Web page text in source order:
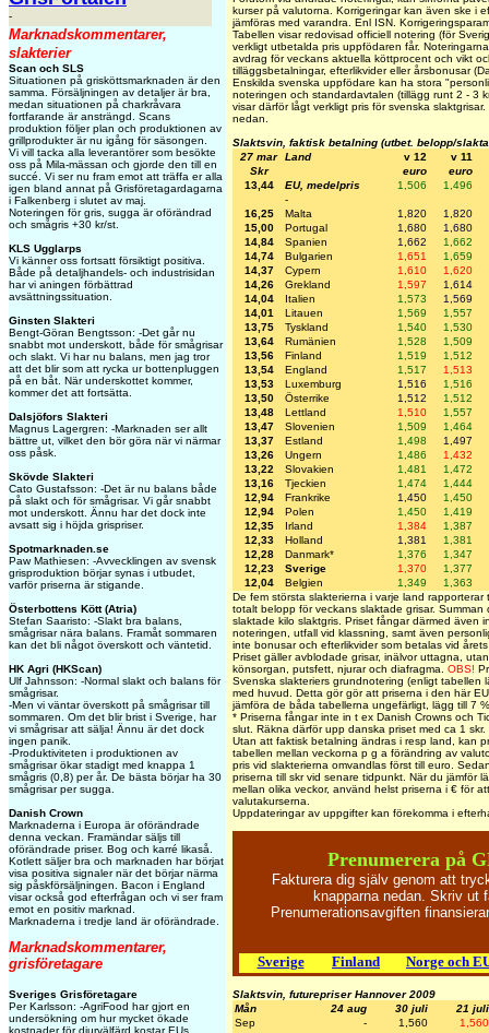
-
Marknadskommentarer,
slakterier
Scan och SLS
Situationen på grisköttsmarknaden är den
samma. Försäljningen av detaljer är bra,
medan situationen på charkråvara
fortfarande är ansträngd. Scans
produktion följer plan och produktionen av
grillprodukter är nu igång för säsongen.
Vi vill tacka alla leverantörer som besökte
oss på Mila-mässan och gjorde den till en
succé. Vi ser nu fram emot att träffa er alla
igen bland annat på Grisföretagardagarna
i Falkenberg i slutet av maj.
Noteringen för gris, sugga är oförändrad
och smågris +30 kr/st.
KLS Ugglarps
Vi känner oss fortsatt försiktigt positiva.
Både på detaljhandels- och industrisidan
har vi aningen förbättrad
avsättningssituation.
Ginsten Slakteri
Bengt-Göran Bengtsson: -Det går nu
snabbt mot underskott, både för smågrisar
och slakt. Vi har nu balans, men jag tror
att det blir som att rycka ur bottenpluggen
på en båt. När underskottet kommer,
kommer det att fortsätta.
Dalsjöfors Slakteri
Magnus Lagergren: -Marknaden ser allt
bättre ut, vilket den bör göra när vi närmar
oss påsk.
Skövde Slakteri
Cato Gustafsson: -Det är nu balans både
på slakt och för smågrisar. Vi går snabbt
mot underskott. Ännu har det dock inte
avsatt sig i höjda grispriser.
Spotmarknaden.se
Paw Mathiesen: -Avvecklingen av svensk
grisproduktion börjar synas i utbudet,
varför priserna är stigande.
Österbottens Kött (Atria)
Stefan Saaristo: -Slakt bra balans,
smågrisar nära balans. Framåt sommaren
kan det bli något överskott och väntetid.
HK Agri (HKScan)
Ulf Jahnsson: -Normal slakt och balans för
smågrisar.
-Men vi väntar överskott på smågrisar till
sommaren. Om det blir brist i Sverige, har
vi smågrisar att sälja! Ännu är det dock
ingen panik.
-Produktiviteten i produktionen av
smågrisar ökar stadigt med knappa 1
smågris (0,8) per år. De bästa börjar ha 30
smågrisar per sugga.
Danish Crown
Marknaderna i Europa är oförändrade
denna veckan. Framändar säljs till
oförändrade priser. Bog och karré likaså.
Kotlett säljer bra och marknaden har börjat
visa positiva signaler när det börjar närma
sig påskförsäljningen. Bacon i England
visar också god efterfrågan och vi ser fram
emot en positiv marknad.
Marknaderna i tredje land är oförändrade.
Marknadskommentarer,
grisföretagare
Sveriges Grisföretagare
Per Karlsson: -AgriFood har gjort en
undersökning om hur mycket ökade
kostnader för djurvälfärd kostar EUs
kurser på valutorna. Korrigeringar kan även ske i
jämföras med varandra. Enl ISN.
Tabellen visar redovisad officiell notering (för
verkligt utbetalda pris uppfödaren får.
avdrag för veckans aktuella köttprocent och vikt
tilläggsbetalningar, efterlikvider eller årsbonusar
Enskilda svenska uppfödare kan ha stora
noteringen och standardavtalen (tillägg runt 2 - 3
visar därför lågt verkligt pris för svenska
nedan.
Slaktsvin, faktisk betalning (utbet. belopp/
27 mar
Land v 12
v 11
Skr
euro
euro
13,44
EU, medelpris 1,506
1,496
-
16,25
Malta 1,820
1,820
15,00
Portugal 1,680
1,680
14,84
Spanien 1,662
1,662
14,74
Bulgarien 1,651
1,659
14,37
Cypern 1,610
1,620
14,26
Grekland 1,597
1,614
14,04
Italien 1,573
1,569
14,01
Litauen 1,569
1,557
13,75
Tyskland 1,540
1,530
13,64
Rumänien 1,528
1,509
13,56
Finland 1,519
1,512
13,54
England 1,517
1,513
13,53
Luxemburg 1,516
1,516
13,50
Österrike 1,512
1,512
13,48
Lettland 1,510
1,557
13,47
Slovenien 1,509
1,464
13,37
Estland 1,498
1,497
13,26
Ungern 1,486
1,432
13,22
Slovakien 1,481
1,472
13,16
Tjeckien 1,474
1,444
12,94
Frankrike 1,450
1,450
12,94
Polen 1,450
1,419
12,35
Irland 1,384
1,387
12,33
Holland 1,381
1,381
12,28
Danmark* 1,376
1,347
12,23
Sverige 1,370
1,377
12,04
Belgien 1,349
1,363
De fem största slakterierna i varje land rapporterar
totalt belopp för veckans slaktade grisar. Summan
slaktade kilo slaktgris. Priset fångar därmed även
noteringen, utfall vid klassning, samt även
inte bonusar och efterlikvider som betalas vid
Priset gäller avblodade grisar, inälvor uttagna,
könsorgan, putsfett, njurar och diafragma. OBS!
Svenska slakteriers grundnotering (enligt tabellen
med huvud. Detta gör gör att priserna i den här
jämföra de båda tabellerna ungefärligt, lägg till 7
* Priserna fångar inte in t ex Danish Crowns och
slut. Räkna därför upp danska priset med ca 1 skr.
Utan att faktisk betalning ändras i resp land, kan
tabellen mellan veckorna p g a förändring av
pris vid slakterierna omvandlas först till euro.
priserna till skr vid senare tidpunkt. När du jämför
mellan olika veckor, använd helst priserna i € för
valutakurserna.
Uppdateringar av uppgifter kan förekomma i
Prenumerera på
Fakturera dig själv genom att
knapparna nedan. Skriv ut
Prenumerationsavgiften
Sverige Finland Norge och
Slaktsvin, futurepriser Hannover 2009
Mån
24 aug 30 juli
21 juli
Sep
- 1,560
1,560